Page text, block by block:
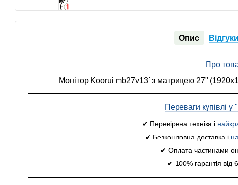
Опис Відгуки
Про
Монітор Koorui mb27v13f з матрицею 27"
Переваги купівлі
✔ Перевірена техніка і
✔ Безкоштовна доставка і
✔ Оплата частинами
✔ 100% гарантія від 6